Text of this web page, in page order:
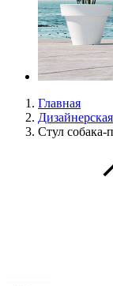
Главная
Стул собака-